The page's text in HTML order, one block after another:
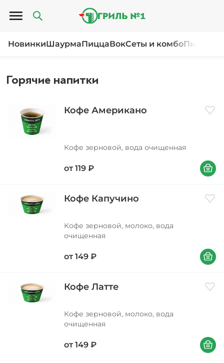
Открыть меню
НовинкиШаурмаПиццаВокСеты и комбоПироги
Горячие напитки
Кофе Американо
Кофе зерновой, вода очищенная
от 119 ₽ В
Кофе Капучино
Кофе зерновой, молоко, вода
очищенная
от 149 ₽ В
Кофе Латте
Кофе зерновой, молоко, вода
очищенная
от 149 ₽ В